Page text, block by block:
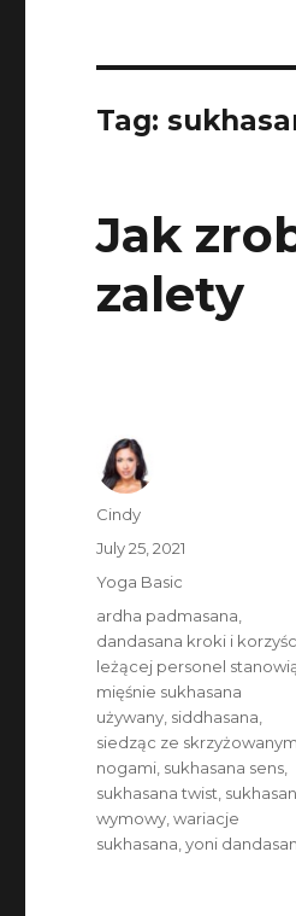
Tag:
Jak
zalety
Author
Cindy
Posted
July 25, 2021
Categories
Yoga Basic
Tags
ardha padmasana
dandasana kroki i
leżącej personel
mięśnie sukhasana
używany siddhasana
siedząc ze
nogami sukhasana sens
sukhasana twist
wymowy ,wariacje
sukhasana ,yoni